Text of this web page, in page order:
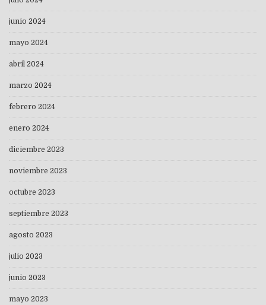
junio 2024
mayo 2024
abril 2024
marzo 2024
febrero 2024
enero 2024
diciembre 2023
noviembre 2023
octubre 2023
septiembre 2023
agosto 2023
julio 2023
junio 2023
mayo 2023